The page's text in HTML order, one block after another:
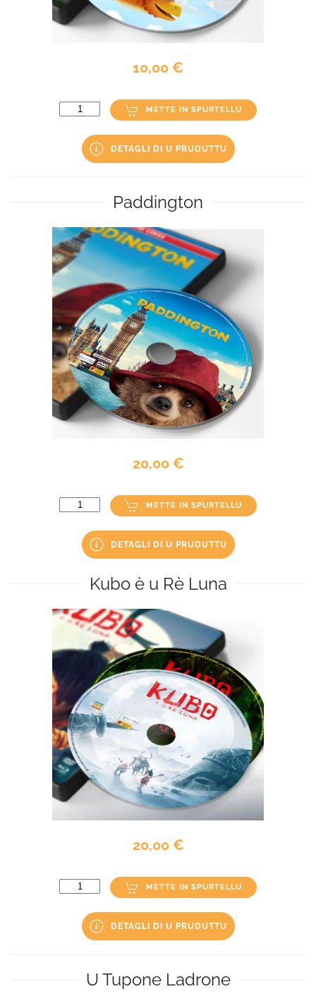
10,00 €
METTE IN SPURTELLU
DETAGLI DI U PRUDUTTU
Paddington
20,00 €
METTE IN SPURTELLU
DETAGLI DI U PRUDUTTU
Kubo è u Rè Luna
20,00 €
METTE IN SPURTELLU
DETAGLI DI U PRUDUTTU
U Tupone Ladrone